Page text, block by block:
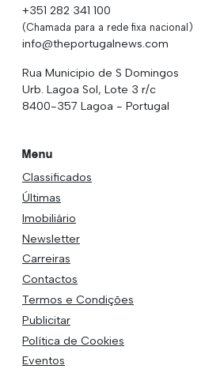
+351 282 341 100
(Chamada para a rede fixa nacional)
info@theportugalnews.com
Rua Municipio de S Domingos
Urb. Lagoa Sol, Lote 3 r/c
8400-357 Lagoa - Portugal
Menu
Classificados
Últimas
Imobiliário
Newsletter
Carreiras
Contactos
Termos e Condições
Publicitar
Política de Cookies
Eventos